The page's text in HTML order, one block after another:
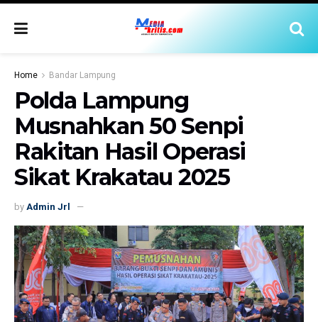
Home Bandar Lampung
Polda Lampung
Musnahkan 50 Senpi
Rakitan Hasil Operasi
Sikat Krakatau 2025
by Admin Jrl